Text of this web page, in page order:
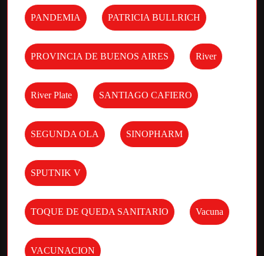
PANDEMIA PATRICIA BULLRICH
PROVINCIA DE BUENOS AIRES River
River Plate SANTIAGO CAFIERO
SEGUNDA OLA SINOPHARM
SPUTNIK V
TOQUE DE QUEDA SANITARIO Vacuna
VACUNACION